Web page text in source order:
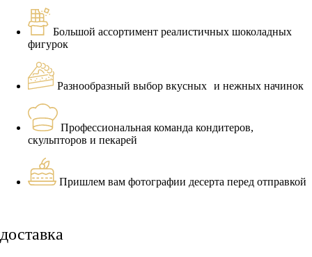
Большой ассортимент реалистичных шоколадных
фигурок
Разнообразный выбор вкусных и нежных начинок
Профессиональная команда кондитеров,
скульпторов и пекарей
Пришлем вам фотографии десерта перед отправкой
доставка